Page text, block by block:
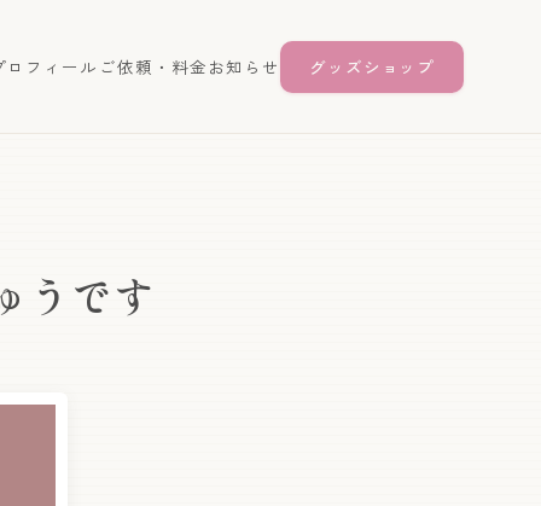
ロフィール ご依頼・料金 お知らせ グッズショップ
うです